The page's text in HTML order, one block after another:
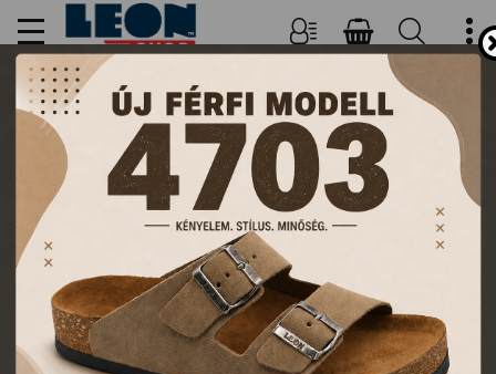
NŐI, FÉRFI PAPUCSOK ÉS
KLUMPÁK
FŐOLDAL TERMÉKEK